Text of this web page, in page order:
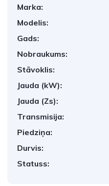
Marka:
Modelis:
Gads:
Nobraukums:
Stāvoklis:
Jauda (kW):
Jauda (Zs):
Transmisija:
Piedziņa:
Durvis:
Statuss: